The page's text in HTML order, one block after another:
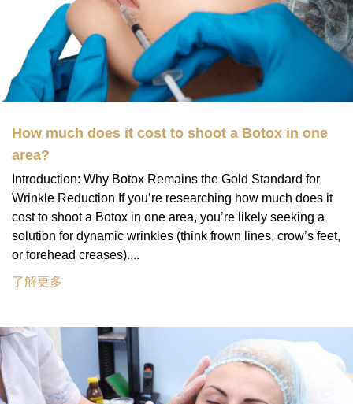
How much does it cost to shoot a Botox in one
area?
Introduction: Why Botox Remains the Gold Standard for
Wrinkle Reduction If you’re researching how much does it
cost to shoot a Botox in one area, you’re likely seeking a
solution for dynamic wrinkles (think frown lines, crow’s feet,
or forehead creases)....
了解更多